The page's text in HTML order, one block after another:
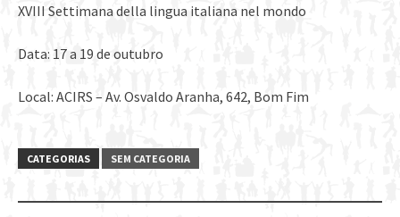
XVIII Settimana della lingua italiana nel mondo
Data: 17 a 19 de outubro
Local: ACIRS – Av. Osvaldo Aranha, 642, Bom Fim
CATEGORIAS SEM CATEGORIA